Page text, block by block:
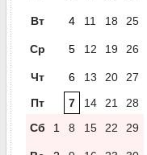
Вт 4 11 18 25
Ср 5 12 19 26
Чт 6 13 20
27
Пт
7 14 21
28
Сб
1 8 15 22 29